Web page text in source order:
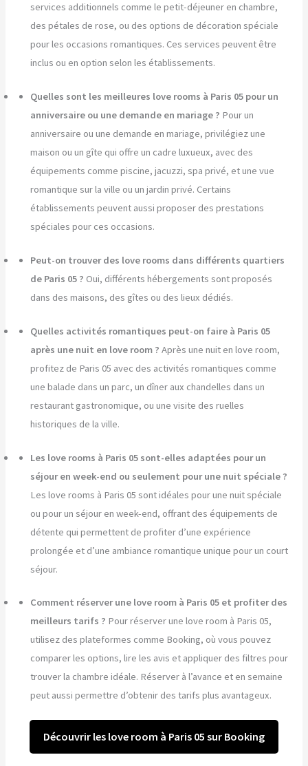
services additionnels comme le petit-déjeuner en chambre,
des pétales de rose, ou des options de décoration spéciale
pour les occasions romantiques. Ces services peuvent être
inclus ou en option selon les établissements.
Quelles sont les meilleures love rooms à Paris 05 pour un
anniversaire ou une demande en mariage ? Pour un
anniversaire ou une demande en mariage, privilégiez une
maison ou un gîte qui offre un cadre luxueux, avec des
équipements comme piscine, jacuzzi, spa privé, et une vue
romantique sur la ville ou un jardin privé. Certains
établissements peuvent aussi proposer des prestations
spéciales pour ces occasions.
Peut-on trouver des love rooms dans différents quartiers
de Paris 05 ? Oui, différents hébergements sont proposés
dans des maisons, des gîtes ou des lieux dédiés.
Quelles activités romantiques peut-on faire à Paris 05
après une nuit en love room ? Après une nuit en love room,
profitez de Paris 05 avec des activités romantiques comme
une balade dans un parc, un dîner aux chandelles dans un
restaurant gastronomique, ou une visite des ruelles
historiques de la ville.
Les love rooms à Paris 05 sont-elles adaptées pour un
séjour en week-end ou seulement pour une nuit spéciale ?
Les love rooms à Paris 05 sont idéales pour une nuit spéciale
ou pour un séjour en week-end, offrant des équipements de
détente qui permettent de profiter d’une expérience
prolongée et d’une ambiance romantique unique pour un court
séjour.
Comment réserver une love room à Paris 05 et profiter des
meilleurs tarifs ? Pour réserver une love room à Paris 05,
utilisez des plateformes comme Booking, où vous pouvez
comparer les options, lire les avis et appliquer des filtres pour
trouver la chambre idéale. Réserver à l’avance et en semaine
peut aussi permettre d’obtenir des tarifs plus avantageux.
Découvrir les love room à Paris 05 sur Booking